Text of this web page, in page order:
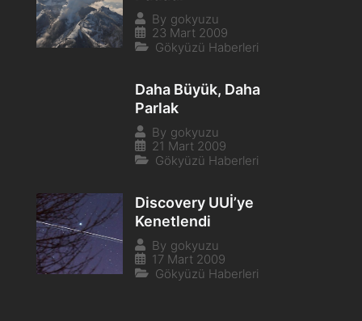
By gokyuzu
23 Mart 2009
Gökyüzü Haberleri
Daha Büyük, Daha
Parlak
By gokyuzu
21 Mart 2009
Gökyüzü Haberleri
Discovery UUİ’ye
Kenetlendi
By gokyuzu
17 Mart 2009
Gökyüzü Haberleri